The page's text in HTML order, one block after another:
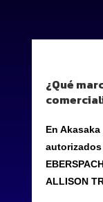
¿Qué
En
autorizados
ALLISON